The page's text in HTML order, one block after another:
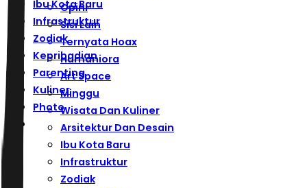
Ibu Kota Baru
Infrastruktur
Zodiak
Kepribadian
Parenting
Kuliner
Photo
Opini
Sisi Lain
Ternyata Hoax
Humaniora
Art Space
Minggu
Wisata Dan Kuliner
Arsitektur Dan Desain
Ibu Kota Baru
Infrastruktur
Zodiak